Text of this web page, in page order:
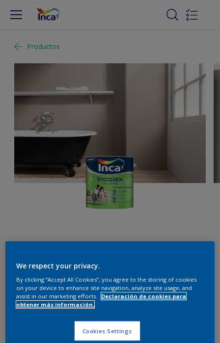
Productos
Lila Suave
Cambiar de color
Tamaño
3,6 L
We respect your privacy.
By clicking “Accept All Cookies”, you agree to the storing of cookies
on your device to enhance site navigation, analyze site usage, and
assist in our marketing efforts.
Declaración de cookies para
obtener más información.
Cookies Settings